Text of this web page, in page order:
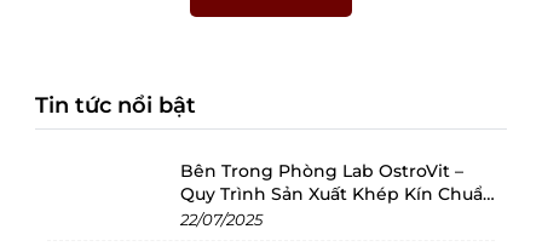
Tin tức nổi bật
Bên Trong Phòng Lab OstroVit –
Quy Trình Sản Xuất Khép Kín Chuẩn
Châu Âu
22/07/2025